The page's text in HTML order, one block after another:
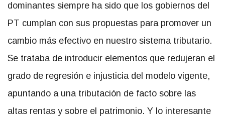
dominantes siempre ha sido que los gobiernos del
PT cumplan con sus propuestas para promover un
cambio más efectivo en nuestro sistema tributario.
Se trataba de introducir elementos que redujeran el
grado de regresión e injusticia del modelo vigente,
apuntando a una tributación de facto sobre las
altas rentas y sobre el patrimonio. Y lo interesante